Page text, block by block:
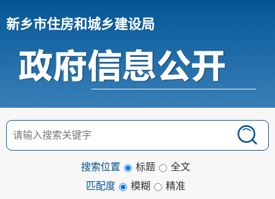
新乡市住房和城乡建设局
搜索位置 标题
全文
匹配度
模糊
精准